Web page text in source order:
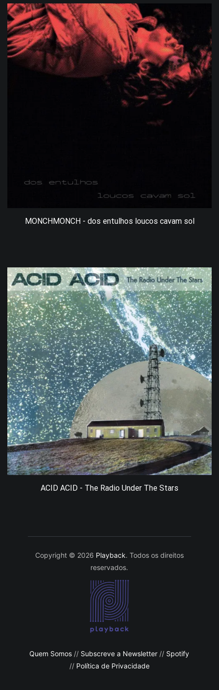
MONCHMONCH - dos entulhos loucos cavam sol
ACID ACID - The Radio Under The Stars
Copyright © 2026 Playback. Todos os direitos
reservados.
Quem Somos // Subscreve a Newsletter // Spotify
// Política de Privacidade